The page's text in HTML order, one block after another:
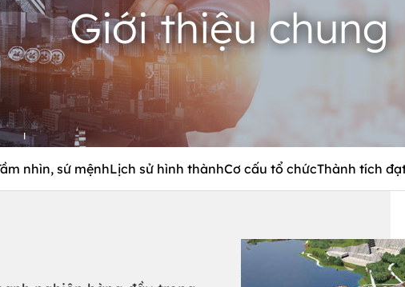
Giới thiệu chung
nhìn, sứ mệnhLịch sử hình thànhCơ cấu tổ chứcThành tích